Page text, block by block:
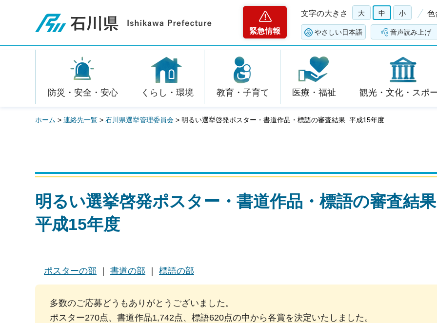
石川県
緊急情報
文字の大きさ 大 中 小 色
やさしい日本語 音声読み上げ
防災・安全・安心 くらし・環境 教育・子育て 医療・福祉 観光・文化・スポ
ホーム > 連絡先一覧 > 石川県選挙管理委員会 > 明るい選挙啓発ポスター・書道作品・標語の審査結果 平成15年度
明るい選挙啓発ポスター・書道作品・標語の審査結
平成15年度
ポスターの部 ｜ 書道の部 ｜ 標語の部
多数のご応募どうもありがとうございました。
ポスター270点、書道作品1,742点、標語620点の中から各賞を決定いたしました。